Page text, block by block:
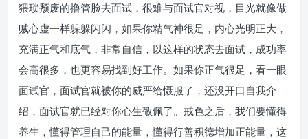
猥琐颓废的撸管脸去面试，很难与面试官对视，目光就像做
贼心虚一样躲躲闪闪，如果你精气神很足，内心光明正大，
充满正气和底气，非常自信，以这样的状态去面试，成功率
会高很多，也更容易找到好工作。如果你正气很足，看一眼
面试官，面试官就被你的威严给慑服了，还没开口自我介
绍，面试官就已经对你心生敬佩了。戒色之后，我们要懂得
养生，懂得管理自己的能量，懂得行善积德增加正能量，这